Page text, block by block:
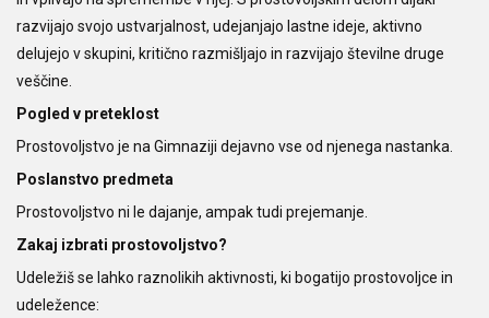
razvijajo svojo ustvarjalnost, udejanjajo lastne ideje, aktivno
delujejo v skupini, kritično razmišljajo in razvijajo številne druge
veščine.
Pogled v preteklost
Prostovoljstvo je na Gimnaziji dejavno vse od njenega nastanka.
Poslanstvo predmeta
Prostovoljstvo ni le dajanje, ampak tudi prejemanje.
Zakaj izbrati prostovoljstvo?
Udeležiš se lahko raznolikih aktivnosti, ki bogatijo prostovoljce in
udeležence: